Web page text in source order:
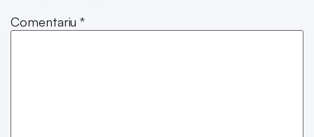
Comentariu *